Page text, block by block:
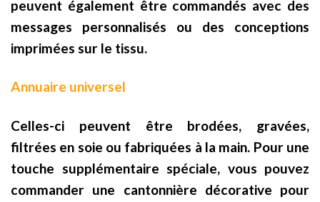
peuvent également être commandés avec des
messages personnalisés ou des conceptions
imprimées sur le tissu.
Annuaire universel
Celles-ci peuvent être brodées, gravées,
filtrées en soie ou fabriquées à la main. Pour une
touche supplémentaire spéciale, vous pouvez
commander une cantonnière décorative pour